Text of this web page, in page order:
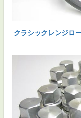
クラシックレンジロ